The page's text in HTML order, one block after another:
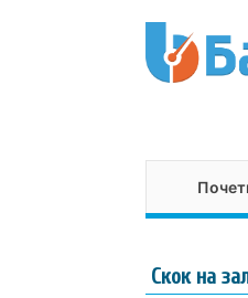
Скок на